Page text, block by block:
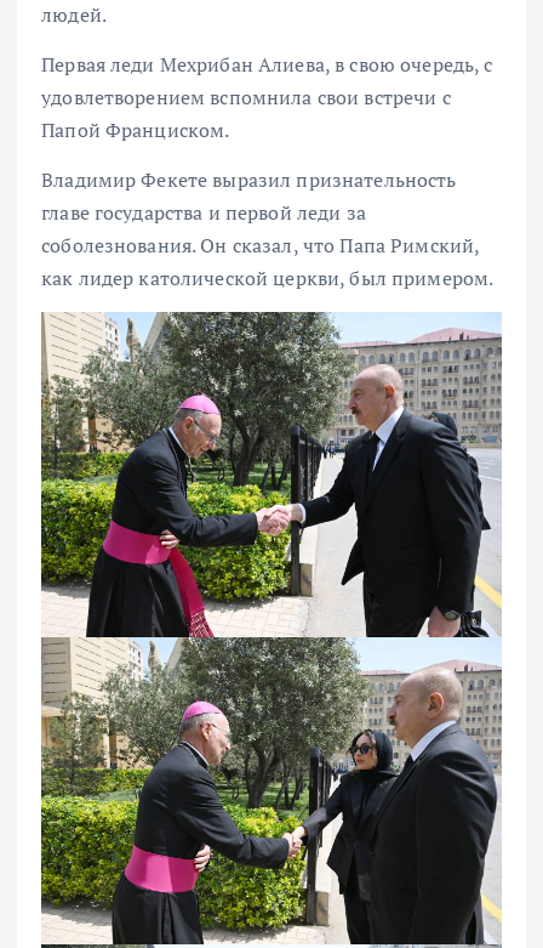
людей.
Первая леди Мехрибан Алиева, в свою очередь, с
удовлетворением вспомнила свои встречи с
Папой Франциском.
Владимир Фекете выразил признательность
главе государства и первой леди за
соболезнования. Он сказал, что Папа Римский,
как лидер католической церкви, был примером.